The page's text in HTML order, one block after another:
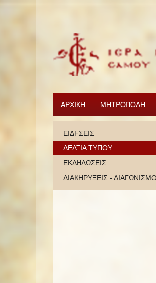
ΑΡΧΙΚΗ ΜΗΤΡΟΠΟΛΗ
ΕΙΔΗΣΕΙΣ
ΔΕΛΤΙΑ ΤΥΠΟΥ
ΕΚΔΗΛΩΣΕΙΣ
ΔΙΑΚΗΡΥΞΕΙΣ -